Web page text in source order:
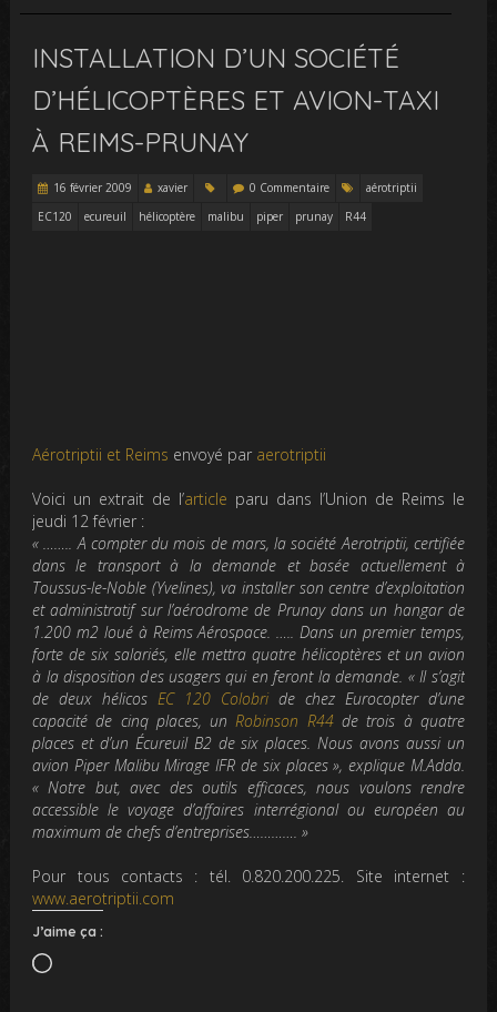
INSTALLATION D’UN SOCIÉTÉ
D’HÉLICOPTÈRES ET AVION-TAXI
À REIMS-PRUNAY
16 février 2009 xavier 0 Commentaire
aérotriptii
EC120
ecureuil hélicoptère malibu piper prunay R44
Aérotriptii et Reims envoyé par aerotriptii
Voici un extrait de l’article paru dans l’Union de Reims le
jeudi 12 février :
« …….. A compter du mois de mars, la société Aerotriptii, certifiée
dans le transport à la demande et basée actuellement à
Toussus-le-Noble (Yvelines), va installer son centre d’exploitation
et administratif sur l’aérodrome de Prunay dans un hangar de
1.200 m2 loué à Reims Aérospace. ….. Dans un premier temps,
forte de six salariés, elle mettra quatre hélicoptères et un avion
à la disposition des usagers qui en feront la demande. « Il s’agit
de deux hélicos EC 120 Colobri de chez Eurocopter d’une
capacité de cinq places, un Robinson R44de trois à quatre
places et d’un Écureuil B2 de six places. Nous avons aussi un
avion Piper Malibu Mirage IFR de six places », explique M.Adda.
« Notre but, avec des outils efficaces, nous voulons rendre
accessible le voyage d’affaires interrégional ou européen au
maximum de chefs d’entreprises…………. »
Pour tous contacts : tél. 0.820.200.225. Site internet :
www.aerotriptii.com
J’aime ça :
Chargement…